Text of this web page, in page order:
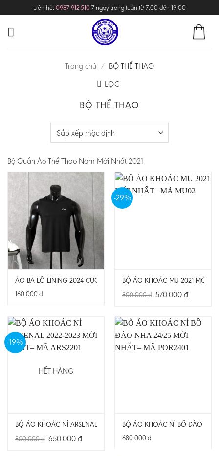
to
content
Liên hệ: 0987 912 5107 ngày trong tuần từ 7:00 đến 19:00
Trang chủ / BỘ THỂ THAO
LỌC
BỘ THỂ THAO
Bộ Quần Áo Thể Thao Nam Mới Nhất 2021
ÁO BA LỖ LINING 2024 CỰC ĐẸP MÃ LI2401
160.000₫
-29%
BỘ ÁO KHOÁC MU 2021 MỚI
800.000₫ Giá
gốc
570.000 ₫Giá
hiện
570.000 ₫.
-19%
HẾT HÀNG
BỘ ÁO KHOÁC NỈ ARSENAL 2022-2023 MỚI NHẤT– MÃ ARS2201
800.000₫ Giá
gốc
650.000 ₫Giá
hiện
BỘ ÁO KHOÁC NỈ BỒ ĐÀO
680.000₫